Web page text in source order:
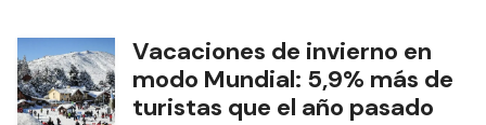
Vacaciones de invierno en
modo Mundial: 5,9% más de
turistas que el año pasado